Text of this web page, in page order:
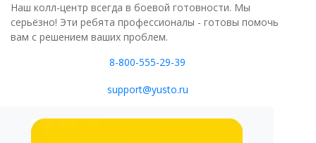
Наш колл-центр всегда в боевой готовности. Мы
серьёзно! Эти ребята профессионалы - готовы помочь
вам с решением ваших проблем.
8-800-555-29-39
support@yusto.ru